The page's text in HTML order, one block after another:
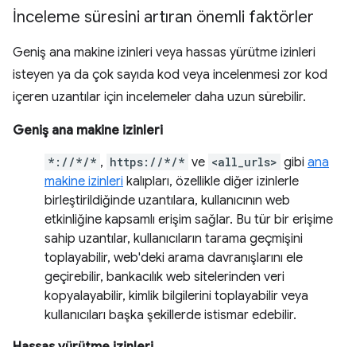
İnceleme süresini artıran önemli faktörler
Geniş ana makine izinleri veya hassas yürütme izinleri
isteyen ya da çok sayıda kod veya incelenmesi zor kod
içeren uzantılar için incelemeler daha uzun sürebilir.
Geniş ana makine izinleri
*://*/* , https://*/* ve <all_urls> gibi ana
makine izinleri kalıpları, özellikle diğer izinlerle
birleştirildiğinde uzantılara, kullanıcının web
etkinliğine kapsamlı erişim sağlar. Bu tür bir erişime
sahip uzantılar, kullanıcıların tarama geçmişini
toplayabilir, web'deki arama davranışlarını ele
geçirebilir, bankacılık web sitelerinden veri
kopyalayabilir, kimlik bilgilerini toplayabilir veya
kullanıcıları başka şekillerde istismar edebilir.